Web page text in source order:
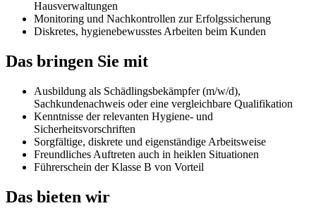
Hausverwaltungen
Monitoring und Nachkontrollen zur Erfolgssicherung
Diskretes, hygienebewusstes Arbeiten beim Kunden
Das bringen Sie mit
Ausbildung als Schädlingsbekämpfer (m/w/d),
Sachkundenachweis oder eine vergleichbare Qualifikation
Kenntnisse der relevanten Hygiene- und
Sicherheitsvorschriften
Sorgfältige, diskrete und eigenständige Arbeitsweise
Freundliches Auftreten auch in heiklen Situationen
Führerschein der Klasse B von Vorteil
Das bieten wir